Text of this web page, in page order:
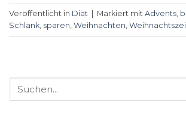
Veröffentlicht in Diät | Markiert mit Advents
Schlank sparen Weihnachten